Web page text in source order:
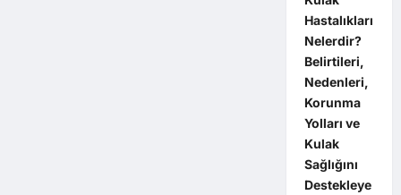
Hastalıkları
Nelerdir?
Belirtileri,
Nedenleri,
Korunma
Yolları ve
Kulak
Sağlığını
Destekleye